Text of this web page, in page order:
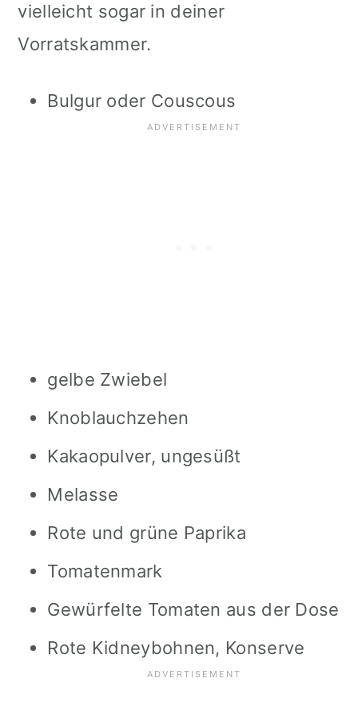
vielleicht sogar in deiner
Vorratskammer.
Bulgur oder Couscous
gelbe Zwiebel
Knoblauchzehen
Kakaopulver, ungesüßt
Melasse
Rote und grüne Paprika
Tomatenmark
Gewürfelte Tomaten aus der Dose
Rote Kidneybohnen, Konserve